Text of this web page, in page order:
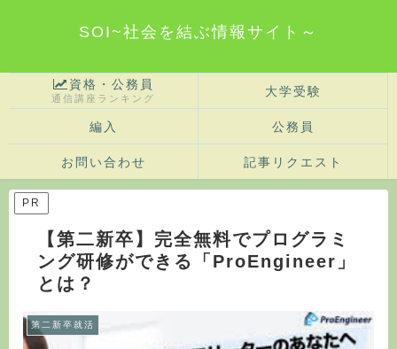
SOI~社会を結ぶ情報サイト～
資格・公務員
通信講座ランキング
大学受験
編入 公務員
お問い合わせ 記事リクエスト
PR
【第二新卒】完全無料でプログラミ
ング研修ができる「ProEngineer」
とは？
第二新卒就活